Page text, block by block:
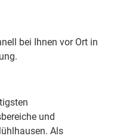
bei Ihnen vor Ort in
und
Als